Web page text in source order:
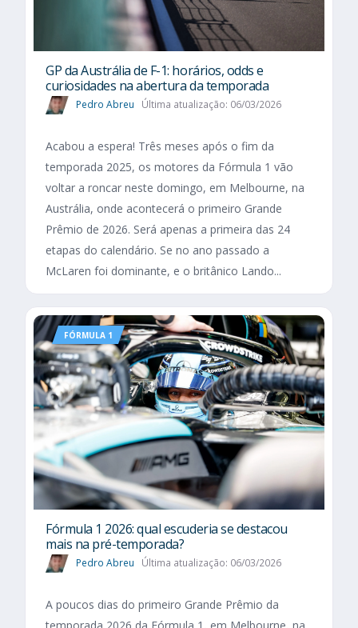
GP da Austrália de F-1: horários, odds e
curiosidades na abertura da temporada
Pedro Abreu Última atualização: 06/03/2026
Acabou a espera! Três meses após o fim da
temporada 2025, os motores da Fórmula 1 vão
voltar a roncar neste domingo, em Melbourne, na
Austrália, onde acontecerá o primeiro Grande
Prêmio de 2026. Será apenas a primeira das 24
etapas do calendário. Se no ano passado a
McLaren foi dominante, e o britânico Lando...
FÓRMULA 1
Fórmula 1 2026: qual escuderia se destacou
mais na pré-temporada?
Pedro Abreu Última atualização: 06/03/2026
A poucos dias do primeiro Grande Prêmio da